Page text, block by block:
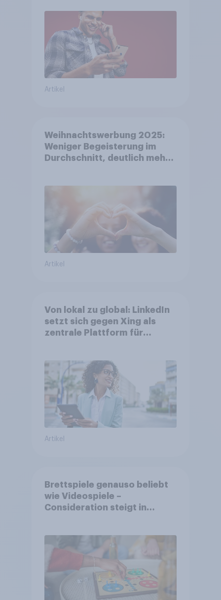
Artikel
Weihnachtswerbung 2025:
Weniger Begeisterung im
Durchschnitt, deutlich mehr
Artikel
Von lokal zu global: LinkedIn
setzt sich gegen Xing als
zentrale Plattform für
Artikel
Brettspiele genauso beliebt
wie Videospiele –
Consideration steigt in